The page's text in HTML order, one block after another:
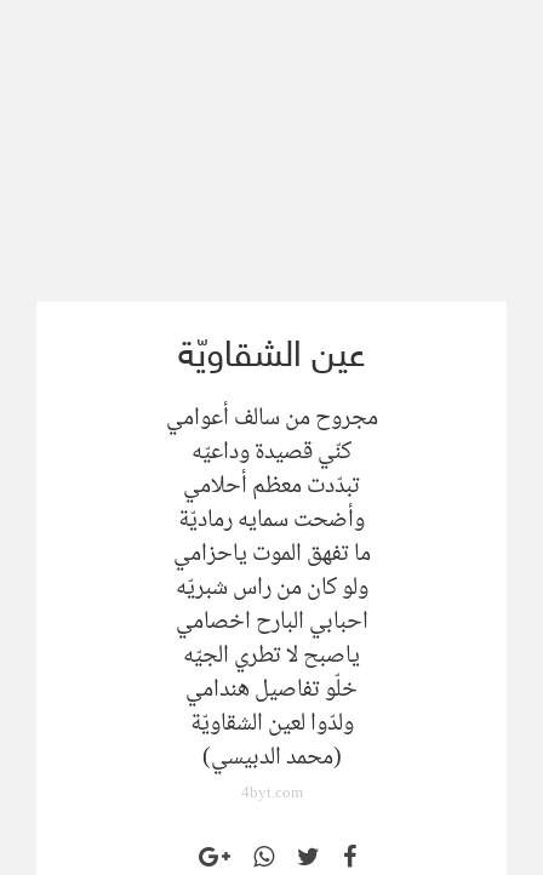
عين الشقاويّة
مجروح من سالف أعوامي
كنّي قصيدة وداعيّه
تبدّدت معظم أحلامي
وأضحت سمايه رماديّة
ما تفهق الموت ياحزامي
ولو كان من راس شبريّه
احبابي البارح اخصامي
ياصبح لا تطري الجيّه
خلّو تفاصيل هندامي
ولدّوا لعين الشقاويّة
(محمد الدبيسي)
4byt.com